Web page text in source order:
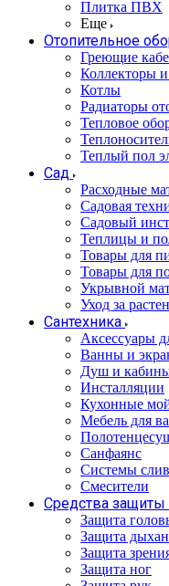
Плитка ПВХ
Еще
Отопительное
Греющие
Коллекторы
Котлы
Радиаторы
Тепловое
Теплый пол
Сад
Расходные
Садовая
Садовый
Теплицы и
Товары для
Товары для
Укрывной
Уход за
Сантехника
Аксессуары
Ванны и
Душ и
Инсталляции
Кухонные
Мебель для
Санфаянс
Системы
Смесители
Средства
Защита
Защита
Защита
Защита ног